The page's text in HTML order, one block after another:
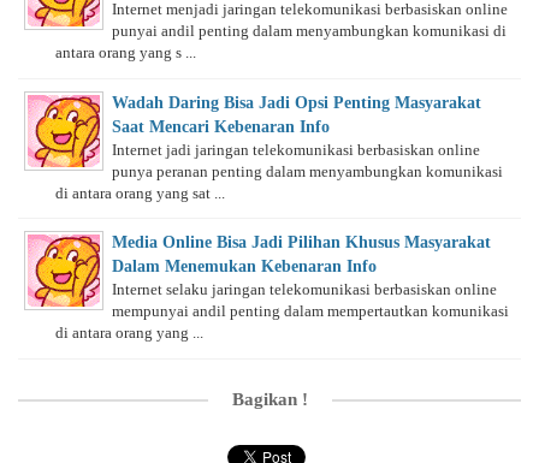
Internet menjadi jaringan telekomunikasi berbasiskan online
punyai andil penting dalam menyambungkan komunikasi di
antara orang yang s ...
Wadah Daring Bisa Jadi Opsi Penting Masyarakat
Saat Mencari Kebenaran Info
Internet jadi jaringan telekomunikasi berbasiskan online
punya peranan penting dalam menyambungkan komunikasi
di antara orang yang sat ...
Media Online Bisa Jadi Pilihan Khusus Masyarakat
Dalam Menemukan Kebenaran Info
Internet selaku jaringan telekomunikasi berbasiskan online
mempunyai andil penting dalam mempertautkan komunikasi
di antara orang yang ...
Bagikan !